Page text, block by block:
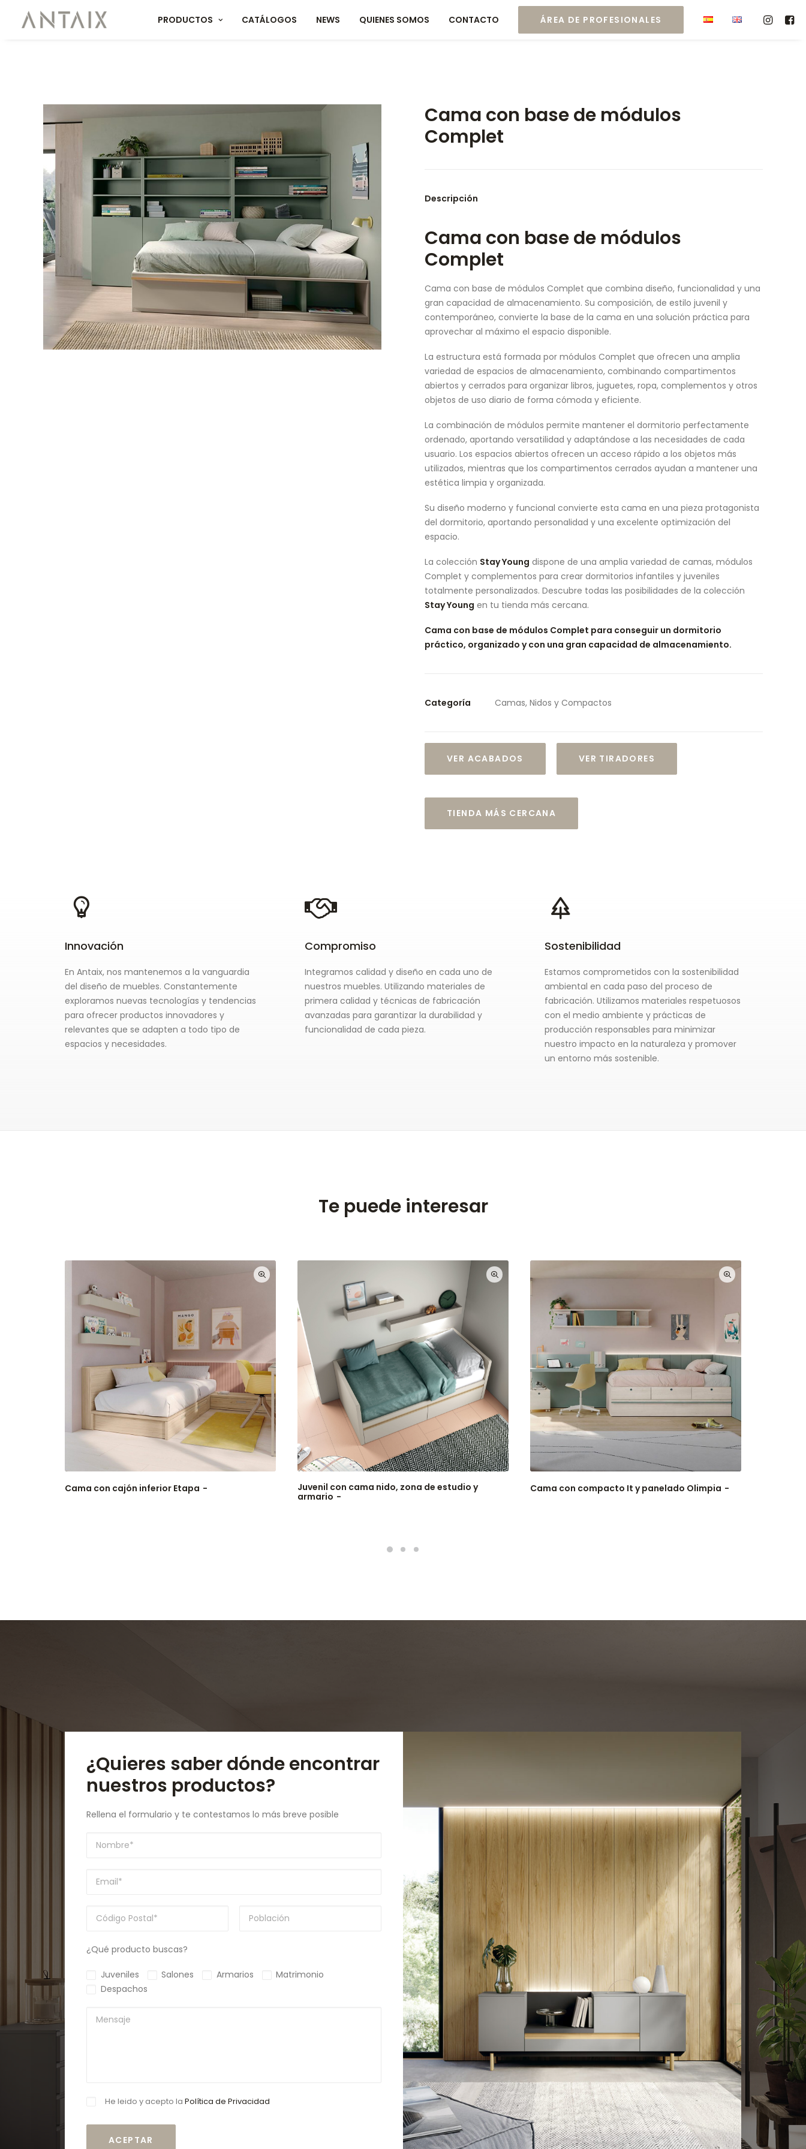
PRODUCTOS CATÁLOGOS NEWS QUIENES SOMOS CONTACTO ÁREA DE PROFESIONALES
Cama con base de módulos
Complet
Descripción
Cama con base de módulos
Complet
Cama con base de módulos Complet que combina diseño, funcionalidad y una
gran capacidad de almacenamiento. Su composición, de estilo juvenil y
contemporáneo, convierte la base de la cama en una solución práctica para
aprovechar al máximo el espacio disponible.
La estructura está formada por módulos Complet que ofrecen una amplia
variedad de espacios de almacenamiento, combinando compartimentos
abiertos y cerrados para organizar libros, juguetes, ropa, complementos y otros
objetos de uso diario de forma cómoda y eficiente.
La combinación de módulos permite mantener el dormitorio perfectamente
ordenado, aportando versatilidad y adaptándose a las necesidades de cada
usuario. Los espacios abiertos ofrecen un acceso rápido a los objetos más
utilizados, mientras que los compartimentos cerrados ayudan a mantener una
estética limpia y organizada.
Su diseño moderno y funcional convierte esta cama en una pieza protagonista
del dormitorio, aportando personalidad y una excelente optimización del
espacio.
La colección Stay Young dispone de una amplia variedad de camas, módulos
Complet y complementos para crear dormitorios infantiles y juveniles
totalmente personalizados. Descubre todas las posibilidades de la colección
Stay Young en tu tienda más cercana.
Cama con base de módulos Complet para conseguir un dormitorio
práctico, organizado y con una gran capacidad de almacenamiento.
Categoría Camas, Nidos y Compactos
VER ACABADOS VER TIRADORES
TIENDA MÁS CERCANA
Innovación
En Antaix, nos mantenemos a la vanguardia
del diseño de muebles. Constantemente
exploramos nuevas tecnologías y tendencias
para ofrecer productos innovadores y
relevantes que se adapten a todo tipo de
espacios y necesidades.
Compromiso
Integramos calidad y diseño en cada uno de
nuestros muebles. Utilizando materiales de
primera calidad y técnicas de fabricación
avanzadas para garantizar la durabilidad y
funcionalidad de cada pieza.
Sostenibilidad
Estamos comprometidos con la sostenibilidad
ambiental en cada paso del proceso de
fabricación. Utilizamos materiales respetuosos
con el medio ambiente y prácticas de
producción responsables para minimizar
nuestro impacto en la naturaleza y promover
un entorno más sostenible.
Te puede interesar
Cama con cajón inferior Etapa
Juvenil con cama nido, zona de estudio y
armario
Cama con compacto It y panelado Olimpia
¿Quieres saber dónde encontrar
nuestros productos?
Rellena el formulario y te contestamos lo más breve posible
¿Qué producto buscas?
Juveniles Salones Armarios
Matrimonio
Despachos
He leido y acepto laPolítica de Privacidad